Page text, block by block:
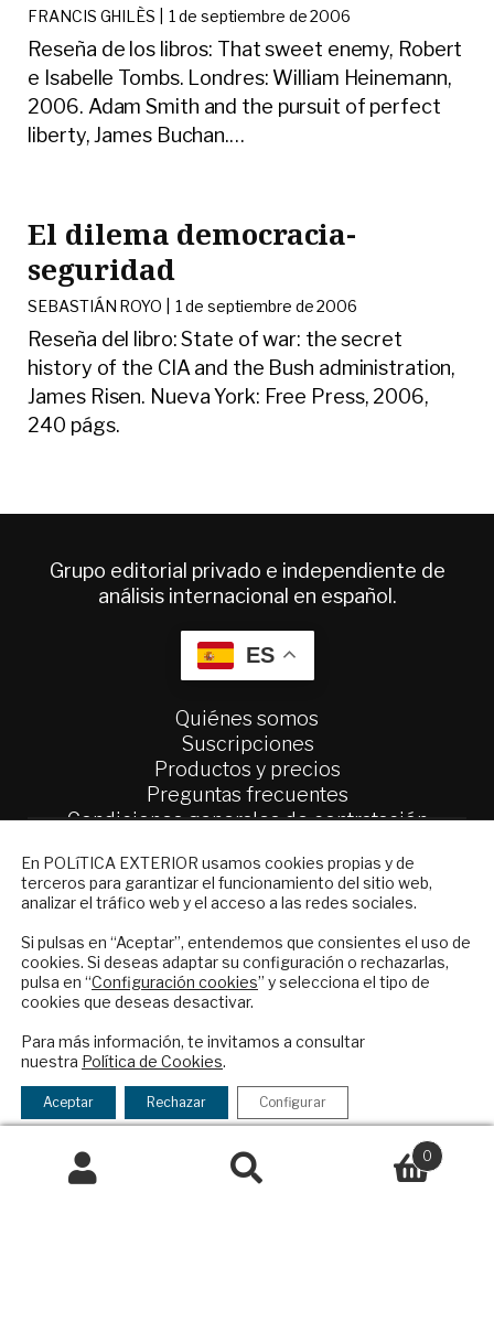
FRANCIS GHILÈS |1 de septiembre de 2006
Reseña de los libros: That sweet enemy, Robert
e Isabelle Tombs. Londres: William Heinemann,
2006. Adam Smith and the pursuit of perfect
liberty, James Buchan.…
El dilema democracia-
seguridad
SEBASTIÁN ROYO |1 de septiembre de 2006
Reseña del libro: State of war: the secret
history of the CIA and the Bush administration,
James Risen. Nueva York: Free Press, 2006,
240 págs.
Grupo editorial privado e independiente de
análisis internacional en español.
ES
Quiénes somos
Suscripciones
Productos y precios
Preguntas frecuentes
Condiciones generales de contratación
Colaboraciones
Publicidad
Contacto
Política Exterior
Informe Semanal de Política Exterior
Afkar/Ideas
© 2026 - Fundación Análisis de Política
Exterior. Todos los derechos reservados
Legal
Política de Privacidad y de Cookies
Buscar
0
En POLíTICA EXTERIOR usamos cookies propias y de
terceros para garantizar el funcionamiento del sitio web,
analizar el tráfico web y el acceso a las redes sociales.
Si pulsas en “Aceptar”, entendemos que consientes el uso de
cookies. Si deseas adaptar su configuración o rechazarlas,
pulsa en “Configuración cookies” y selecciona el tipo de
cookies que deseas desactivar.
Para más información, te invitamos a consultar
nuestra Política de Cookies.
Aceptar Rechazar Configurar
NEWSLETTER
Suscríbase a nuestro boletín electrónico y
reciba en su correo el mejor análisis
internacional en español.
Checkbox
acepto
la
política
de
política de privacidad